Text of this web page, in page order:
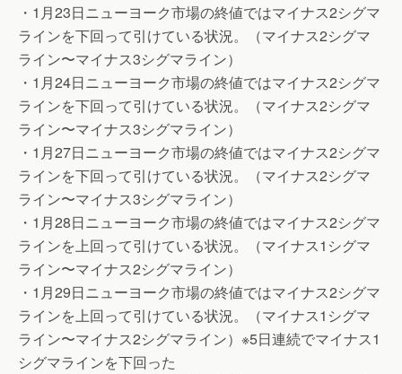
・1月23日ニューヨーク市場の終値ではマイナス2シグマ
ラインを下回って引けている状況。（マイナス2シグマ
ライン〜マイナス3シグマライン）
・1月24日ニューヨーク市場の終値ではマイナス2シグマ
ラインを下回って引けている状況。（マイナス2シグマ
ライン〜マイナス3シグマライン）
・1月27日ニューヨーク市場の終値ではマイナス2シグマ
ラインを下回って引けている状況。（マイナス2シグマ
ライン〜マイナス3シグマライン）
・1月28日ニューヨーク市場の終値ではマイナス2シグマ
ラインを上回って引けている状況。（マイナス1シグマ
ライン〜マイナス2シグマライン）
・1月29日ニューヨーク市場の終値ではマイナス2シグマ
ラインを上回って引けている状況。（マイナス1シグマ
ライン〜マイナス2シグマライン）※5日連続でマイナス1
シグマラインを下回った